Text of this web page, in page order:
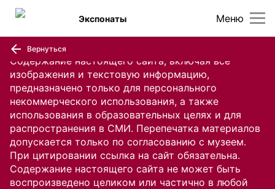
Содержание настоящего сайта, включая все
изображения и текстовую информацию,
предназначено только для персонального
некоммерческого использования, а также
использования в образовательных целях и для
распространения в СМИ. Перепечатка материалов
допускается только по согласованию с музеем.
При цитировании ссылка на сайт обязательна.
Содержание настоящего сайта не может быть
воспроизведено целиком или частично в любой
Меню
Экспонаты
Вернуться